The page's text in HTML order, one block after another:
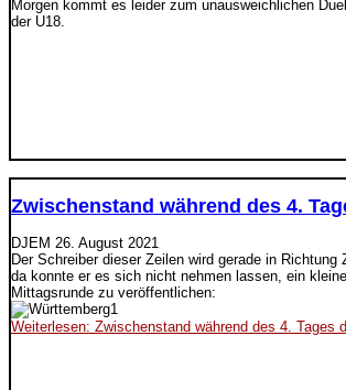
Morgen kommt es leider zum unausweichlichen
der U18.
Zwischenstand während des 4.
DJEM 26. August 2021
Der Schreiber dieser Zeilen wird gerade in Richtung
da konnte er es sich nicht nehmen lassen, ein
Mittagsrunde zu veröffentlichen:
Weiterlesen: Zwischenstand während des 4. Tages